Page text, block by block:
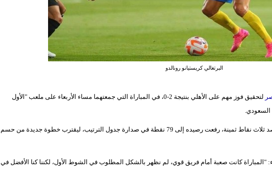
البرتغالي كريستيانو رونالدو
لتحقيق فوز مهم على الأهلي بنتيجة 2-0، في المباراة التي جمعتهما مساء الأربعاء على ملعب "الأول
وسجل رونالدو هدفًا مميزًا قاد به "العالمي" لحصد ثلاث نقاط ثمينة، رفعت رصيده إلى 79 نقطة في صدارة جدول الترتيب، ليقترب خطوة جديدة من حسم
"المباراة كانت صعبة أمام فريق قوي، لم نظهر بالشكل المطلوب في الشوط الأول، لكننا كنا الأفضل في